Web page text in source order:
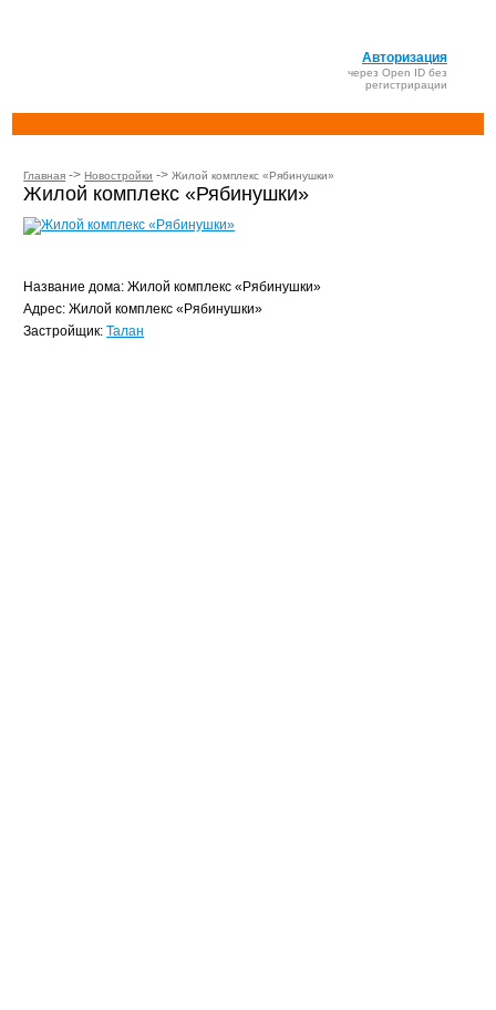
Авторизация
через Open ID без
регистрирации
Главная -> Новостройки -> Жилой комплекс «Рябинушки»
Жилой комплекс «Рябинушки»
Название дома: Жилой комплекс «Рябинушки»
Адрес: Жилой комплекс «Рябинушки»
Застройщик:Талан